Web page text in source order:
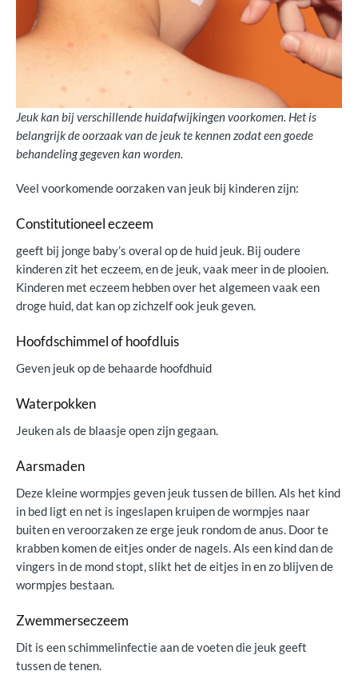
Jeuk kan bij verschillende huidafwijkingen voorkomen. Het is
belangrijk de oorzaak van de jeuk te kennen zodat een goede
behandeling gegeven kan worden.
Veel voorkomende oorzaken van jeuk bij kinderen zijn:
Constitutioneel eczeem
geeft bij jonge baby’s overal op de huid jeuk. Bij oudere
kinderen zit het eczeem, en de jeuk, vaak meer in de plooien.
Kinderen met eczeem hebben over het algemeen vaak een
droge huid, dat kan op zichzelf ook jeuk geven.
Hoofdschimmel of hoofdluis
Geven jeuk op de behaarde hoofdhuid
Waterpokken
Jeuken als de blaasje open zijn gegaan.
Aarsmaden
Deze kleine wormpjes geven jeuk tussen de billen. Als het kind
in bed ligt en net is ingeslapen kruipen de wormpjes naar
buiten en veroorzaken ze erge jeuk rondom de anus. Door te
krabben komen de eitjes onder de nagels. Als een kind dan de
vingers in de mond stopt, slikt het de eitjes in en zo blijven de
wormpjes bestaan.
Zwemmerseczeem
Dit is een schimmelinfectie aan de voeten die jeuk geeft
tussen de tenen.